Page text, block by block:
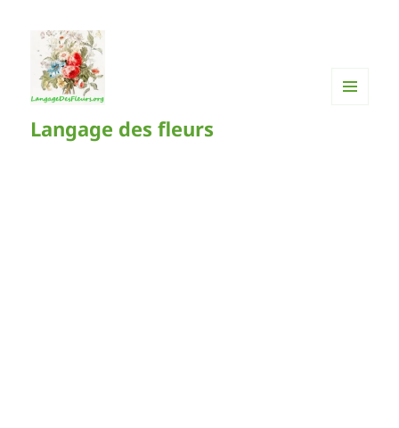
Langage des fleurs